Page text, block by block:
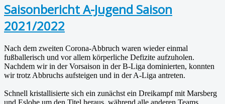
Saisonbericht A-Jugend Saison
2021/2022
Nach dem zweiten Corona-Abbruch waren wieder einmal
fußballerisch und vor allem körperliche Defizite aufzuholen.
Nachdem wir in der Vorsaison in der B-Liga dominierten, konnten
wir trotz Abbruchs aufsteigen und in der A-Liga antreten.
Schnell kristallisierte sich ein zunächst ein Dreikampf mit Marsberg
und Eslohe um den Titel heraus, während alle anderen Teams